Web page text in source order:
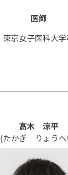
医師
東京女子医科大
髙木 涼平
(たかぎ りょうへ